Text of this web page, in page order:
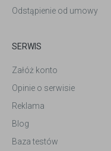
Odstąpienie od umowy
SERWIS
Załóż konto
Opinie o serwisie
Reklama
Blog
Baza testów